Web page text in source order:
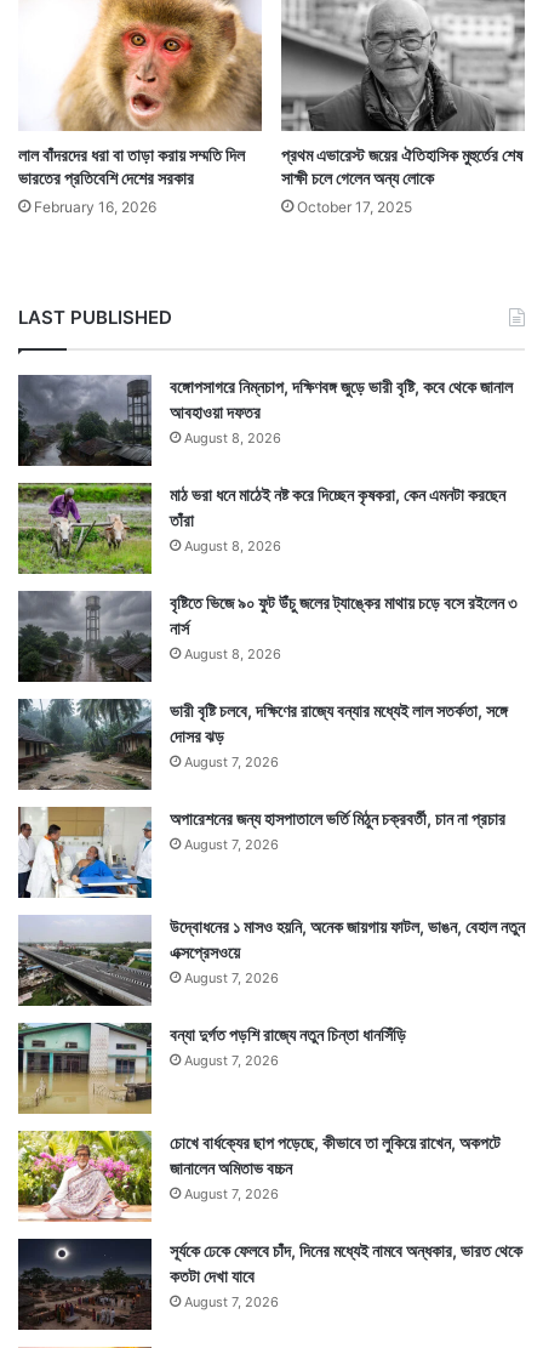
লাল বাঁদরদের ধরা বা তাড়া করায় সম্মতি দিল
ভারতের প্রতিবেশি দেশের সরকার
February 16, 2026
প্রথম এভারেস্ট জয়ের ঐতিহাসিক মুহুর্তের শেষ
সাক্ষী চলে গেলেন অন্য লোকে
October 17, 2025
LAST PUBLISHED
বঙ্গোপসাগরে নিম্নচাপ, দক্ষিণবঙ্গ জুড়ে ভারী বৃষ্টি, কবে থেকে জানাল
আবহাওয়া দফতর
August 8, 2026
মাঠ ভরা ধনে মাঠেই নষ্ট করে দিচ্ছেন কৃষকরা, কেন এমনটা করছেন
তাঁরা
August 8, 2026
বৃষ্টিতে ভিজে ৯০ ফুট উঁচু জলের ট্যাঙ্কের মাথায় চড়ে বসে রইলেন ৩
নার্স
August 8, 2026
ভারী বৃষ্টি চলবে, দক্ষিণের রাজ্যে বন্যার মধ্যেই লাল সতর্কতা, সঙ্গে
দোসর ঝড়
August 7, 2026
অপারেশনের জন্য হাসপাতালে ভর্তি মিঠুন চক্রবর্তী, চান না প্রচার
August 7, 2026
উদ্বোধনের ১ মাসও হয়নি, অনেক জায়গায় ফাটল, ভাঙন, বেহাল নতুন
এক্সপ্রেসওয়ে
August 7, 2026
বন্যা দুর্গত পড়শি রাজ্যে নতুন চিন্তা ধানসিঁড়ি
August 7, 2026
চোখে বার্ধক্যের ছাপ পড়েছে, কীভাবে তা লুকিয়ে রাখেন, অকপটে
জানালেন অমিতাভ বচ্চন
August 7, 2026
সূর্যকে ঢেকে ফেলবে চাঁদ, দিনের মধ্যেই নামবে অন্ধকার, ভারত থেকে
কতটা দেখা যাবে
August 7, 2026